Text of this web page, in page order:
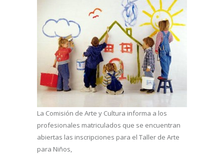
La Comisión de Arte y Cultura informa a los
profesionales matriculados que se encuentran
abiertas las inscripciones para el Taller de Arte
para Niños,